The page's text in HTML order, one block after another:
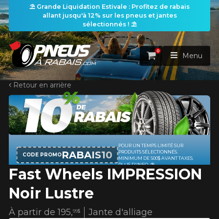
⛱️ Grande Liquidation Estivale : Profitez de rabais
allant jusqu'à 12% sur les pneus et jantes
sélectionnés ! ⛱️
ACCUEIL
PNEUS
RECHERCHE DE PNEUS VOIR TOUT
Rechercher par
Par dimensions Par véhicule
Recherche par dimensions
ROUES
RECHERCHE DE ROUES VOIR TOUT
ENSEMBLES
RECHERCHE D'ENSEMBLES
PROMOTIONS
Panier
0
Menu
Retour en arrière
Fast Wheels IMPRESSION
Noir Lustre
Jante d'alliage
À partir de195,99$
CODE PROMO